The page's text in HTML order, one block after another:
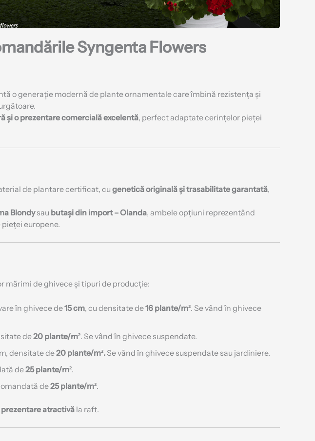
Syngenta Flowers
o generație modernă de plante ornamentale care îmbină rezistența și
o prezentare comercială excelentă, perfect adaptate cerințelor pieței
de plantare certificat, cu genetică originală și trasabilitate garantată,
Blondysau butași din import – Olanda, ambele opțiuni reprezentând
europene.
mărimi de ghivece și tipuri de producție:
în ghivece de15 cm, cu densitate de16 plante/m². Se vând în ghivece
de20 plante/m². Se vând în ghivece suspendate.
densitate de20 plante/m². Se vând în ghivece suspendate sau jardiniere.
de25 plante/m².
de25 plante/m².
atractivă la raft.